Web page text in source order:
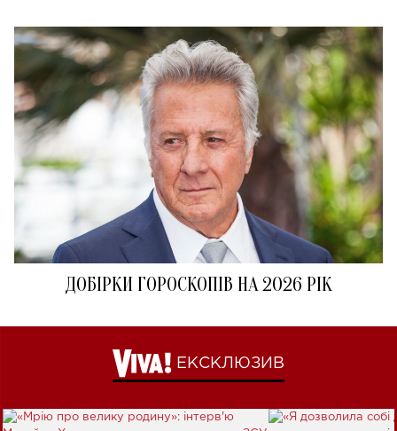
ДОБІРКИ ГОРОСКОПІВ НА 2026 РІК
ЕКСКЛЮЗИВ